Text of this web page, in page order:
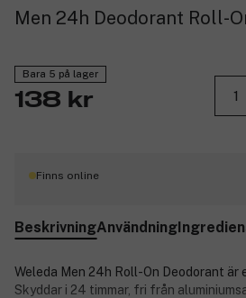
Men 24h Deodorant Roll-
Bara 5 på lager
138 kr
Finns online
BeskrivningAnvändning
Weleda Men 24h Roll-On Deodorant är
Skyddar i 24 timmar, fri från